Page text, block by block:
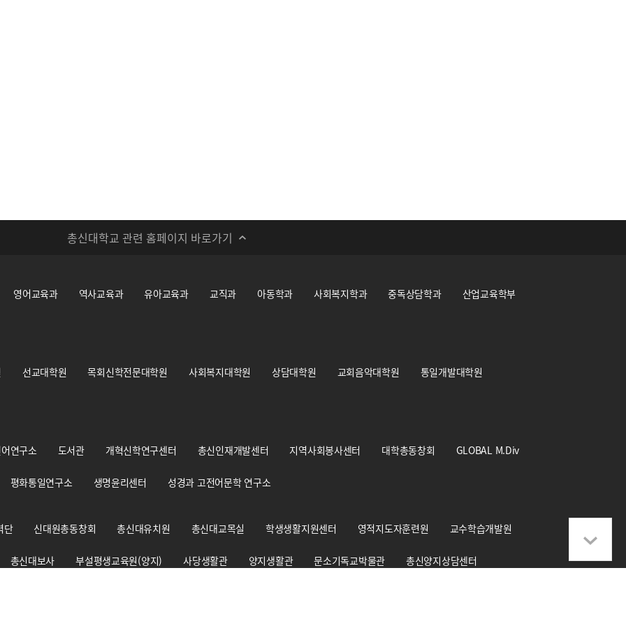
총신대학교 관련 홈페이지 바로가기
영어교육과 역사교육과 유아교육과 교직과 아동학과 사회복지학과 중독상담학과 산업교육학부
선교대학원 목회신학전문대학원 사회복지대학원 상담대학원 교회음악대학원 통일개발대학원
연구소 도서관 개혁신학연구센터 총신인재개발센터 지역사회봉사센터 대학총동창회 GLOBAL M.Div
평화통일연구소 생명윤리센터 성경과 고전어문학 연구소
단 신대원총동창회 총신대유치원 총신대교목실 학생생활지원센터 영적지도자훈련원 교수학습개발원
총신대보사 부설평생교육원(양지) 사당생활관 양지생활관 문소기독교박물관 총신양지상담센터